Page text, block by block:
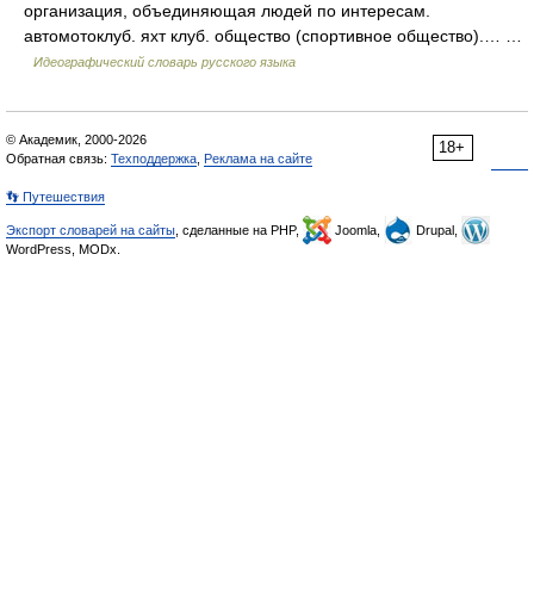
организация, объединяющая людей по интересам.
автомотоклуб. яхт клуб. общество (спортивное общество).… …
Идеографический словарь русского языка
18+
© Академик, 2000-2026
Обратная связь: Техподдержка Реклама на сайте
👣 Путешествия
Экспорт словарей на сайты , сделанные на PHP, Joomla,
Drupal,
WordPress, MODx.